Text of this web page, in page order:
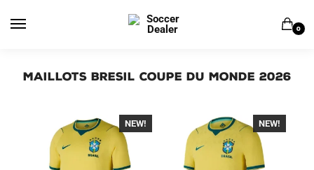
0
Maillots Bresil Coupe du Monde 2026
-40%
NEW! -40%
NEW!